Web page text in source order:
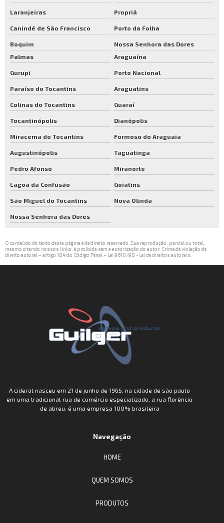
Laranjeiras Propriá
Canindé de São Francisco Porto da Folha
Boquim
Nossa Senhora das Dores
Palmas
Araguaína
Gurupi Porto Nacional
Paraíso do Tocantins Araguatins
Colinas do Tocantins Guaraí
Tocantinópolis Dianópolis
Miracema do Tocantins Formoso do Araguaia
Augustinópolis Taguatinga
Pedro Afonso Miranorte
Lagoa da Confusão Goiatins
São Miguel do Tocantins Nova Olinda
Nossa Senhora das Dores
O conteúdo do texto desta página é de direito reservado. Sua reprodução, parcial ou total,
mesmo citando nossos links, é proibida sem a autorização do autor. Crime de violação de
direito autoral – artigo 184 do Código Penal – Lei 9610/98 - Lei de direitos autorais
A cideral nasceu em 21 de junho de 1965, na cidade de são paulo
em uma tradicional rua de comércio especializado, a rua florêncio
de abreu. é uma empresa 100% brasileira
Navegação
HOME
QUEM SOMOS
PRODUTOS